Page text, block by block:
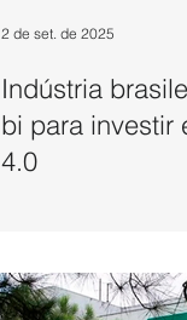
Indústria
bi para investir
4.0
2 de set. de 2025